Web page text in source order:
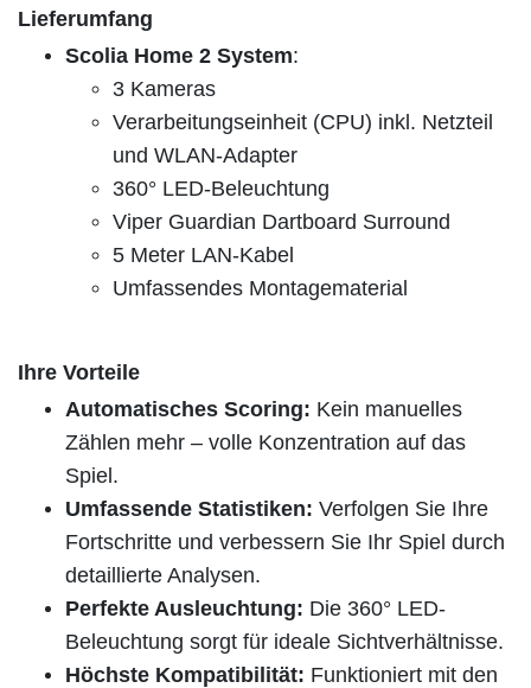
Lieferumfang
Scolia Home 2 System:
3 Kameras
Verarbeitungseinheit (CPU) inkl. Netzteil
und WLAN-Adapter
360° LED-Beleuchtung
Viper Guardian Dartboard Surround
5 Meter LAN-Kabel
Umfassendes Montagematerial
Ihre Vorteile
Automatisches Scoring: Kein manuelles
Zählen mehr – volle Konzentration auf das
Spiel.
Umfassende Statistiken: Verfolgen Sie Ihre
Fortschritte und verbessern Sie Ihr Spiel durch
detaillierte Analysen.
Perfekte Ausleuchtung: Die 360° LED-
Beleuchtung sorgt für ideale Sichtverhältnisse.
Höchste Kompatibilität: Funktioniert mit den